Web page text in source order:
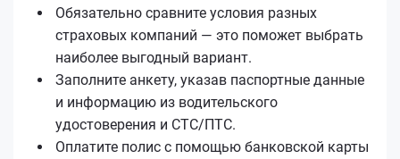
Обязательно сравните условия разных
страховых компаний — это поможет выбрать
наиболее выгодный вариант.
Заполните анкету, указав паспортные данные
и информацию из водительского
удостоверения и СТС/ПТС.
Оплатите полис с помощью банковской карты